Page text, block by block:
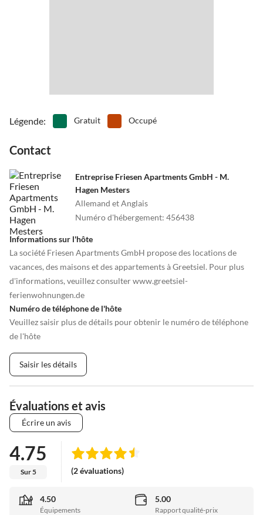
Légende: Gratuit Occupé
Contact
Entreprise Friesen Apartments GmbH - M.
Hagen Mesters
Allemand et Anglais
Numéro d'hébergement: 456438
Informations sur l'hôte
La société Friesen Apartments GmbH propose des locations de
vacances, des maisons et des appartements à Greetsiel. Pour plus
d'informations, veuillez consulter www.greetsiel-
ferienwohnungen.de
Numéro de téléphone de l'hôte
Veuillez saisir plus de détails pour obtenir le numéro de téléphone
de l'hôte
Saisir les détails
Évaluations et avis
Écrire un avis
4.75
Sur 5 (2 évaluations)
4.50
Équipements
5.00
Rapport qualité-prix